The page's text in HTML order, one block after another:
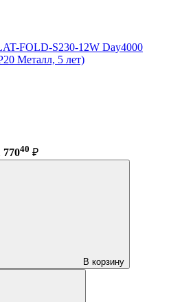
FOLD-S230-12W Day4000
Металл, 5 лет)
77040 ₽
В корзину